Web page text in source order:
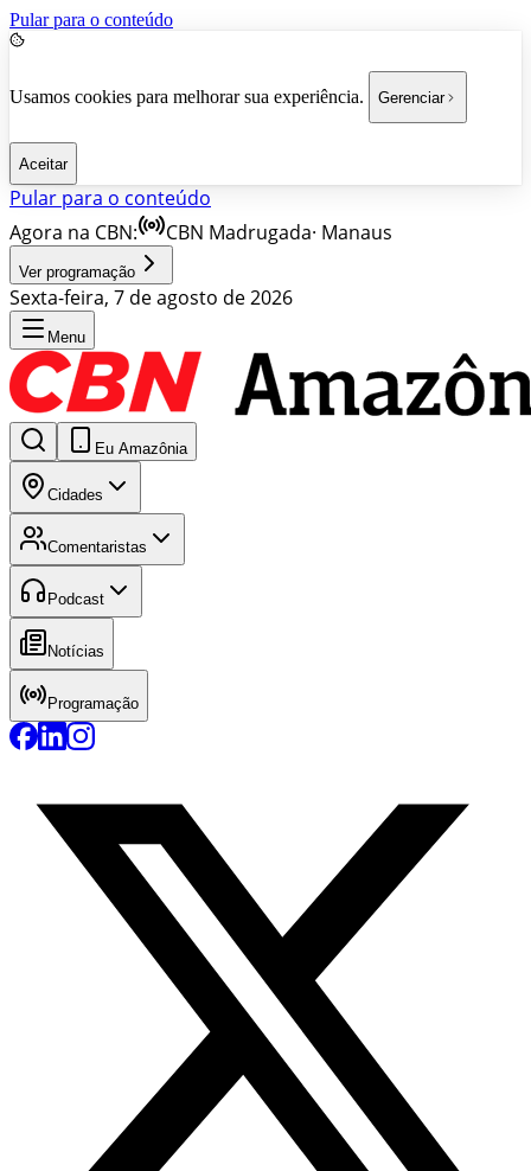
Pular para o conteúdo
Usamos cookies para melhorar sua experiência. Gerenciar
Aceitar
Pular para o conteúdo
Agora na CBN:
CBN Madrugada· Manaus
Ver programação
Sexta-feira, 7 de agosto de 2026
Menu
Eu Amazônia
Cidades
Comentaristas
Podcast
Notícias
Programação